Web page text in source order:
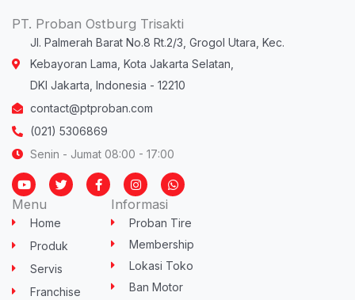
PT. Proban Ostburg Trisakti
Jl. Palmerah Barat No.8 Rt.2/3, Grogol Utara, Kec.
Kebayoran Lama, Kota Jakarta Selatan,
DKI Jakarta, Indonesia - 12210
contact@ptproban.com
(021) 5306869
Senin - Jumat 08:00 - 17:00
Y
o
u
t
T
w
i
e
r
F
a
c
I
n
s
t
a
g
r
a
m
W
h
a
s
a
p
p
Menu
Home
Produk
Servis
Franchise
Informasi
Proban Tire
Membership
Lokasi Toko
Ban Motor